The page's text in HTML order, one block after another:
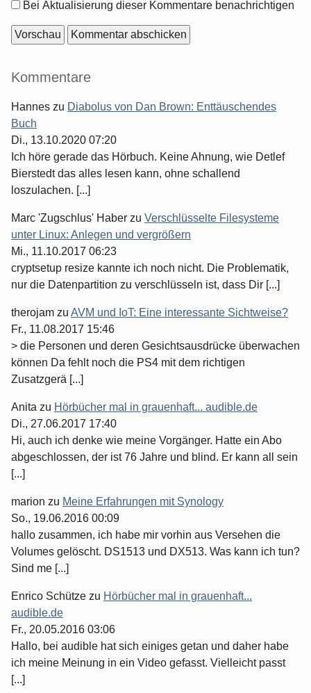
Optionen
Bei Aktualisierung dieser Kommentare benachrichtigen
Seitenleiste
Kommentare
Hannes zu Diabolus von Dan Brown: Enttäuschendes
Buch
Di., 13.10.2020 07:20
Ich höre gerade das Hörbuch. Keine Ahnung, wie Detlef
Bierstedt das alles lesen kann, ohne schallend
loszulachen. [...]
Marc 'Zugschlus' Haber zu Verschlüsselte Filesysteme
unter Linux: Anlegen und vergrößern
Mi., 11.10.2017 06:23
cryptsetup resize kannte ich noch nicht. Die Problematik,
nur die Datenpartition zu verschlüsseln ist, dass Dir [...]
therojam zu AVM und IoT: Eine interessante Sichtweise?
Fr., 11.08.2017 15:46
> die Personen und deren Gesichtsausdrücke überwachen
können Da fehlt noch die PS4 mit dem richtigen
Zusatzgerä [...]
Anita zu Hörbücher mal in grauenhaft... audible.de
Di., 27.06.2017 17:40
Hi, auch ich denke wie meine Vorgänger. Hatte ein Abo
abgeschlossen, der ist 76 Jahre und blind. Er kann all sein
[...]
marion zu Meine Erfahrungen mit Synology
So., 19.06.2016 00:09
hallo zusammen, ich habe mir vorhin aus Versehen die
Volumes gelöscht. DS1513 und DX513. Was kann ich tun?
Sind me [...]
Enrico Schütze zu Hörbücher mal in grauenhaft...
audible.de
Fr., 20.05.2016 03:06
Hallo, bei audible hat sich einiges getan und daher habe
ich meine Meinung in ein Video gefasst. Vielleicht passt
[...]